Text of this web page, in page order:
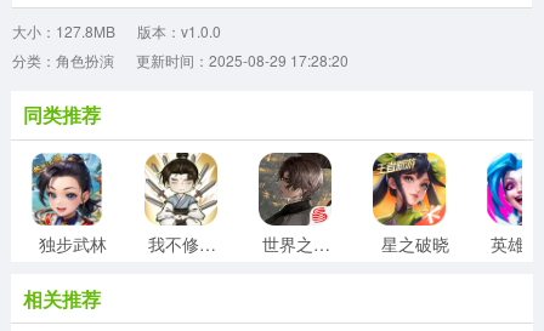
大小：127.8MB
版本：v1.0.0
分类：角色扮演
更新时间：2025-08-29 17:28:20
同类推荐
独步武林 我不修仙只练剑 世界之外官服 星之破晓
相关推荐